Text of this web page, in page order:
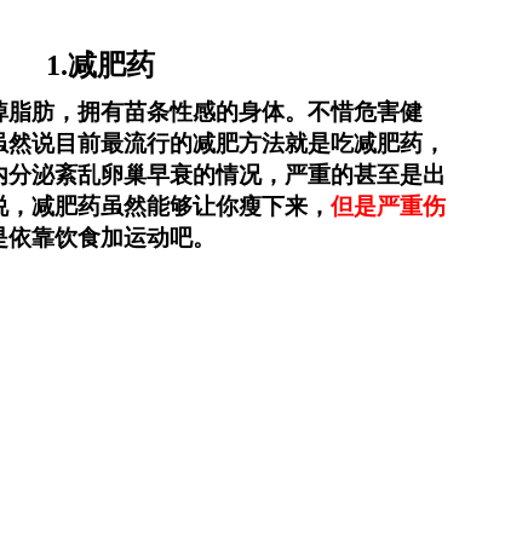
1.减肥药
肪，拥有苗条性感的身体。不惜危害健
说目前最流行的减肥方法就是吃减肥药，
泌紊乱卵巢早衰的情况，严重的甚至是出
减肥药虽然能够让你瘦下来， 但是严重伤
靠饮食加运动吧。